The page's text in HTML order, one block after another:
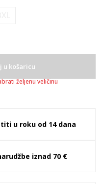
u košaricu
željenu veličinu
u roku od 14 dana
iznad 70 €